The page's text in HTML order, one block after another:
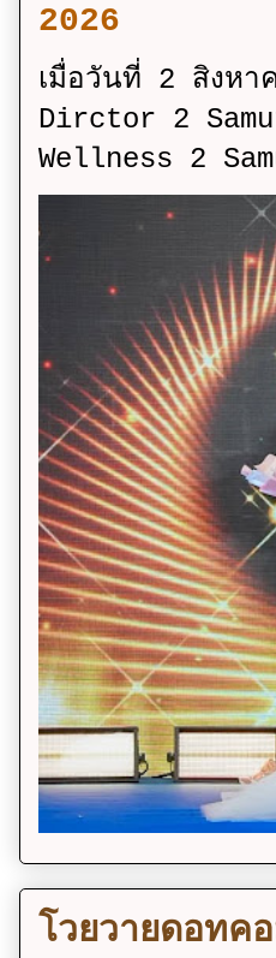
2026
เมื่อวันที่ 2 สิงห
Dirctor 2
Wellness 2
โวยวายดอทค